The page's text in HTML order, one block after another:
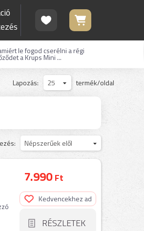
le fogod cserélni a régi
a Krups Mini ...
termék/oldal
25
Lapozás:
Népszerűek elől
7.990Ft
Kedvencekhez ad
RÉSZLETEK